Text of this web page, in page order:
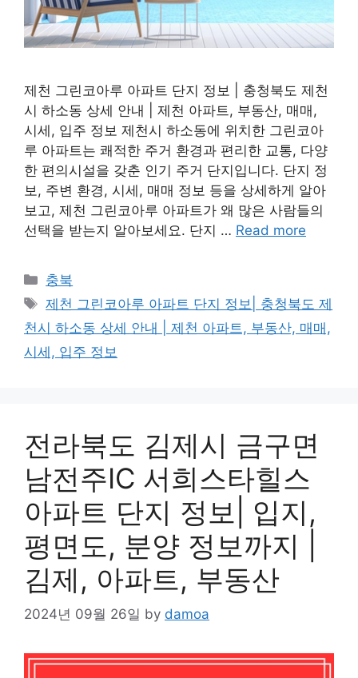
제천 그린코아루 아파트 단지 정보 | 충청북도 제천
시 하소동 상세 안내 | 제천 아파트, 부동산, 매매,
시세, 입주 정보 제천시 하소동에 위치한 그린코아
루 아파트는 쾌적한 주거 환경과 편리한 교통, 다양
한 편의시설을 갖춘 인기 주거 단지입니다. 단지 정
보, 주변 환경, 시세, 매매 정보 등을 상세하게 알아
보고, 제천 그린코아루 아파트가 왜 많은 사람들의
선택을 받는지 알아보세요. 단지 … Read more
Categories
충북
Tags
제천 그린코아루 아파트 단지 정보| 충청북도 제
천시 하소동 상세 안내 | 제천 아파트, 부동산, 매매,
시세, 입주 정보
전라북도 김제시 금구면
남전주IC 서희스타힐스
아파트 단지 정보| 입지,
평면도, 분양 정보까지 |
김제, 아파트, 부동산
2024년 09월 26일 by damoa